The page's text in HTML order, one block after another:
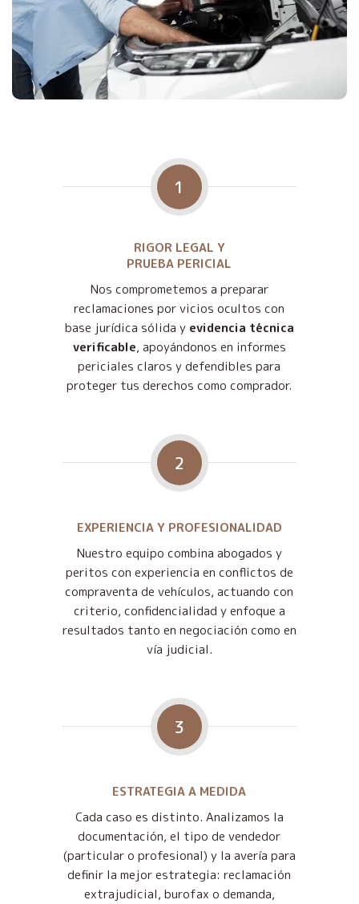
1
RIGOR LEGAL Y
PRUEBA PERICIAL
Nos comprometemos a preparar
reclamaciones por vicios ocultos con
base jurídica sólida y evidencia técnica
verificable, apoyándonos en informes
periciales claros y defendibles para
proteger tus derechos como comprador.
2
EXPERIENCIA Y PROFESIONALIDAD
Nuestro equipo combina abogados y
peritos con experiencia en conflictos de
compraventa de vehículos, actuando con
criterio, confidencialidad y enfoque a
resultados tanto en negociación como en
vía judicial.
3
ESTRATEGIA A MEDIDA
Cada caso es distinto. Analizamos la
documentación, el tipo de vendedor
(particular o profesional) y la avería para
definir la mejor estrategia: reclamación
extrajudicial, burofax o demanda,